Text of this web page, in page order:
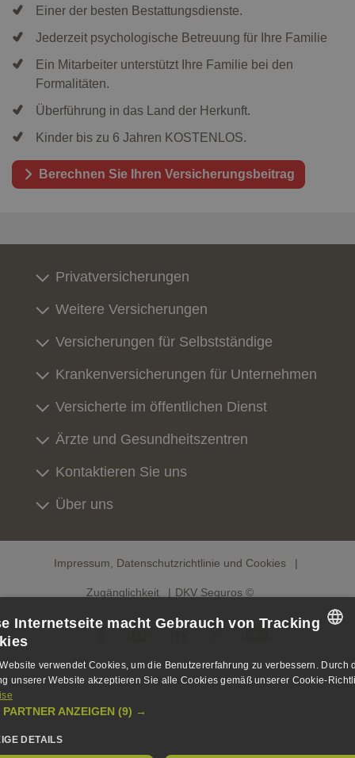
Einer der besten Bestattungsdienste.
Jederzeit psychologische Betreuung für Ihre Familie
Ein Mitarbeiter unterstützt Ihre Familie bei den
Formalitäten.
Überführung in das Land der Herkunft.
Kinder bis zu 6 Jahren KOSTENLOS.
Berechnen Sie Ihren Versicherungsbeitrag
Privatversicherungen
Weitere Versicherungen
Versicherungen für Selbstständige
Krankenversicherungen für Unternehmen
Versicherte im öffentlichen Dienst
Ärzte und Gesundheitszentren
Kontaktieren Sie uns
Über uns
Impressum, Datenschutzrichtlinie und Cookies
Zugänglichkeit DKV Seguros ©
SPANISH
Internetseite macht Gebrauch von Tracking
verwendet Cookies, um die Benutzererfahrung zu verbessern. Durch
unserer Website akzeptieren Sie alle Cookies gemäß unserer Cookie-
ANZEIGEN (9) →
DETAILS